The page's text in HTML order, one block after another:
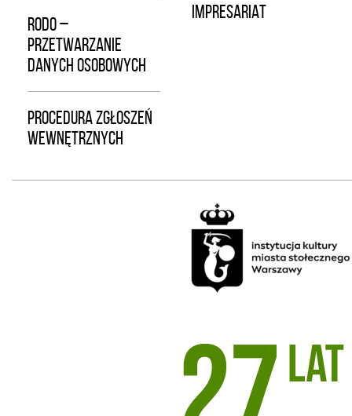
RODO –
PRZETWARZANIE
DANYCH OSOBOWYCH
PROCEDURA ZGŁOSZEŃ
WEWNĘTRZNYCH
IMPRESARIAT